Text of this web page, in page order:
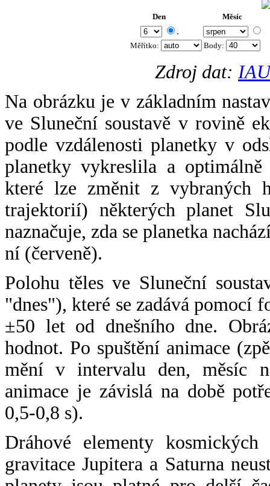
Den Měsíc
.
Měřítko: Body:
Zdroj dat:
Na obrázku je v základním
ve Sluneční soustavě v rovině
podle vzdálenosti planetky v
planetky vykreslila a
které lze změnit z vybraných
trajektorií) některých planet
naznačuje, zda se planetka
ní (červeně).
Polohu těles ve Sluneční
"dnes"), které se zadává pomocí
±50 let od dnešního dne.
hodnot. Po spuštění animace
mění v intervalu den, měsíc
animace je závislá na době
0,5-0,8 s).
Dráhové elementy
gravitace Jupitera a Saturna